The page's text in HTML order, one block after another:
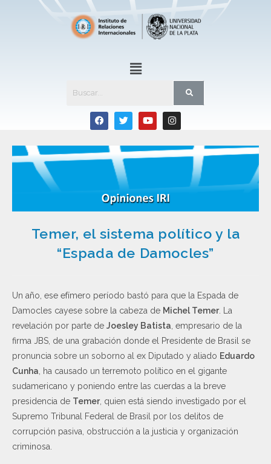
Temer, el sistema político y la
“Espada de Damocles”
Un año, ese efímero período bastó para que la Espada de
Damocles cayese sobre la cabeza de Michel Temer. La
revelación por parte de Joesley Batista , empresario de la
firma JBS, de una grabación donde el Presidente de Brasil se
pronuncia sobre un soborno al ex Diputado y aliado Eduardo
Cunha , ha causado un terremoto político en el gigante
sudamericano y poniendo entre las cuerdas a la breve
presidencia de Temer, quien está siendo investigado por el
Supremo Tribunal Federal de Brasil por los delitos de
corrupción pasiva, obstrucción a la justicia y organización
criminosa.